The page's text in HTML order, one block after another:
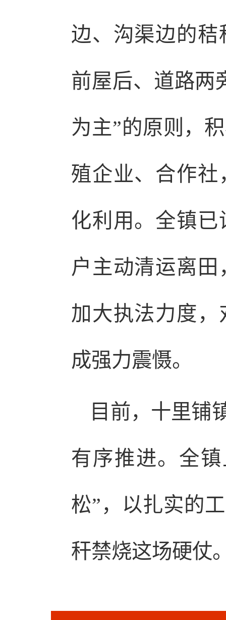
边、沟渠边的
前屋后、道路两
为主”的原则，
殖企业、合作
化利用。全镇
户主动清运离
加大执法力度
成强力震慑。
目前，十里铺
有序推进。全
松”，以扎实的
秆禁烧这场硬仗